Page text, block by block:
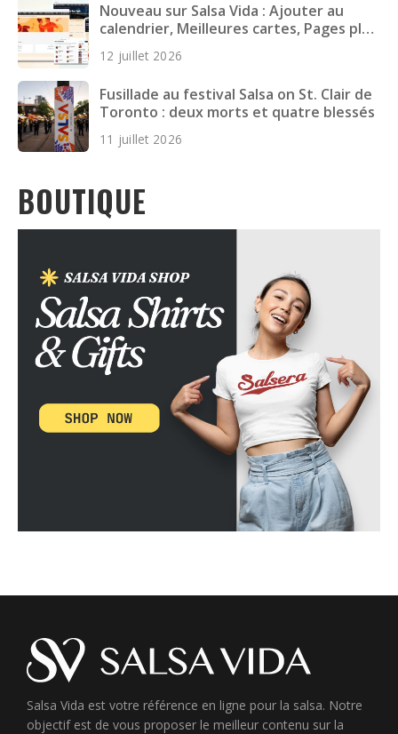
Nouveau sur Salsa Vida : Ajouter au
calendrier, Meilleures cartes, Pages plus
rapides et plus encore
12 juillet 2026
Fusillade au festival Salsa on St. Clair de
Toronto : deux morts et quatre blessés
11 juillet 2026
BOUTIQUE
Salsa Vida est votre référence en ligne pour la salsa. Notre
objectif est de vous proposer le meilleur contenu sur la